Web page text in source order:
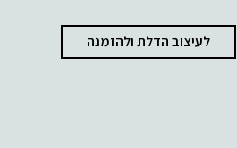
לעיצוב הדלת ולהזמנה